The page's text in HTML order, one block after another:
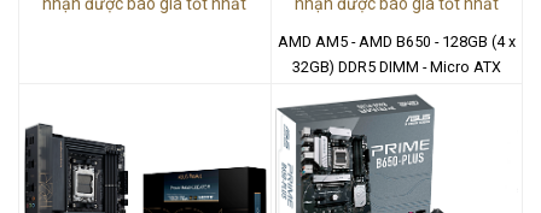
AMD AM5 - AMD B650 - 128GB (4 x
32GB) DDR5 DIMM - Micro ATX